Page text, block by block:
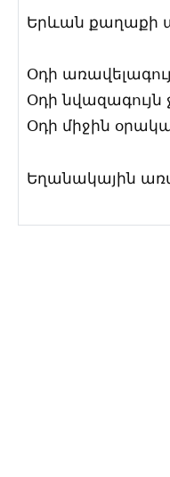
Երևան քաղաքի
Օդի
Օդի նվազագույն
Օդի միջին
Եղանակային